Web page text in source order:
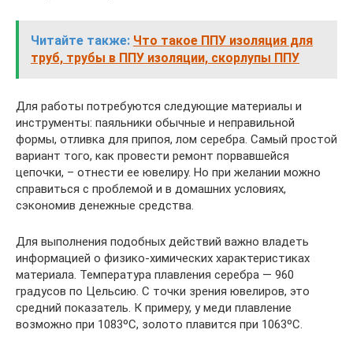
Читайте также: Что такое ППУ изоляция для
труб, трубы в ППУ изоляции, скорлупы ППУ
Для работы потребуются следующие материалы и
инструменты: паяльники обычные и неправильной
формы, отливка для припоя, лом серебра. Самый простой
вариант того, как провести ремонт порвавшейся
цепочки, – отнести ее ювелиру. Но при желании можно
справиться с проблемой и в домашних условиях,
сэкономив денежные средства.
Для выполнения подобных действий важно владеть
информацией о физико-химических характеристиках
материала. Температура плавления серебра — 960
градусов по Цельсию. С точки зрения ювелиров, это
средний показатель. К примеру, у меди плавление
возможно при 1083ºС, золото плавится при 1063ºС.